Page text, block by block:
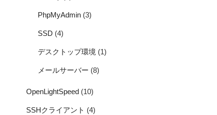
PhpMyAdmin (3)
SSD (4)
デスクトップ環境 (1)
メールサーバー (8)
OpenLightSpeed (10)
SSHクライアント (4)